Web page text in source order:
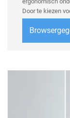
Door te kiezen
voor superieur